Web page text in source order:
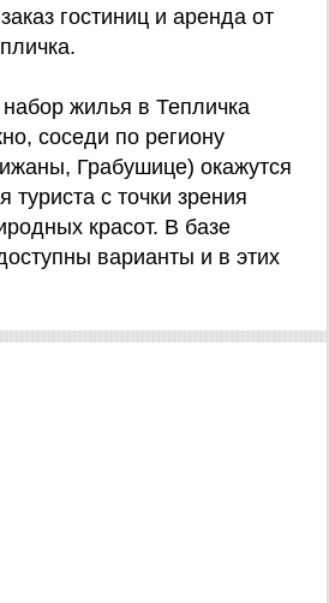
гостиниц и аренда от
жилья в Тепличка
соседи по региону
Грабушице) окажутся
с точки зрения
красот. В базе
варианты и в этих